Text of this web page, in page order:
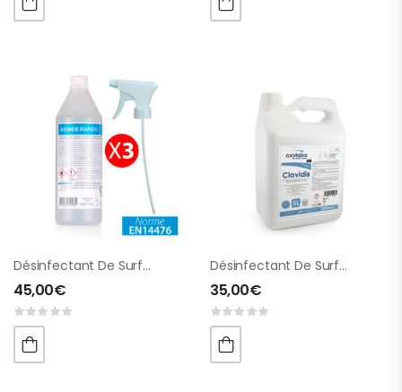
Désinfectant De Surfaces (avec Alcool)
45,00€
Désinfectant De Surfaces (sans Alcool) 5 Litres
35,00€